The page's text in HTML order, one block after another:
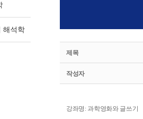
해석학
제목
작성자
강좌명: 과학영화와 글쓰기